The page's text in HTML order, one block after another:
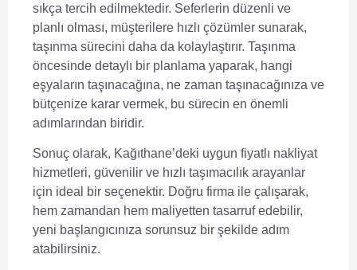
sıkça tercih edilmektedir. Seferlerin düzenli ve
planlı olması, müşterilere hızlı çözümler sunarak,
taşınma sürecini daha da kolaylaştırır. Taşınma
öncesinde detaylı bir planlama yaparak, hangi
eşyaların taşınacağına, ne zaman taşınacağınıza ve
bütçenize karar vermek, bu sürecin en önemli
adımlarından biridir.
Sonuç olarak, Kağıthane’deki uygun fiyatlı nakliyat
hizmetleri, güvenilir ve hızlı taşımacılık arayanlar
için ideal bir seçenektir. Doğru firma ile çalışarak,
hem zamandan hem maliyetten tasarruf edebilir,
yeni başlangıcınıza sorunsuz bir şekilde adım
atabilirsiniz.